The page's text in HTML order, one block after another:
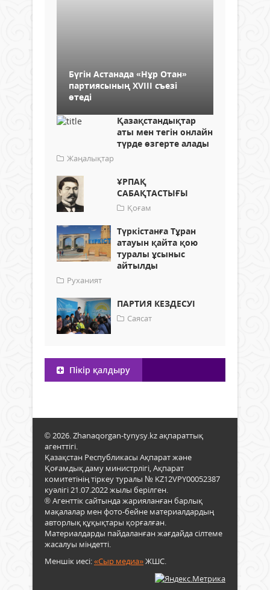
Бүгін Астанада «Нұр Отан»
партиясының XVIII съезі
өтеді
Қазақстандықтар
аты мен тегін онлайн
түрде өзгерте алады
Жаңалықтар
ҰРПАҚ
САБАҚТАСТЫҒЫ
Қоғам
Түркістанға Тұран
атауын қайта қою
туралы ұсыныс
айтылды
Руханият
ПАРТИЯ КЕЗДЕСУІ
Саясат
Пікір қалдыру
© 2026. Zhanaqorgan-tynysy.kz ақпараттық
агенттігі.
Қазақстан Республикасы Ақпарат және
Қоғамдық даму министрлігі, Ақпарат
комитетінің тіркеу туралы № KZ12VPY00052387
куәлігі 21.07.2022 жылы берілген.
® Агенттік сайтында жарияланған барлық
мақалалар мен фото-бейне материалдардың
авторлық құқықтары қорғалған.
Материалдарды пайдаланған жағдайда сілтеме
жасалуы міндетті.
Меншік иесі:«Сыр медиа»ЖШС.